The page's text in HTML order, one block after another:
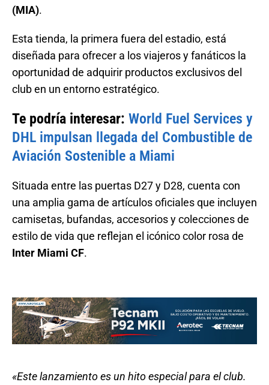
(MIA).
Esta tienda, la primera fuera del estadio, está
diseñada para ofrecer a los viajeros y fanáticos la
oportunidad de adquirir productos exclusivos del
club en un entorno estratégico.
Te podría interesar: World Fuel Services y
DHL impulsan llegada del Combustible de
Aviación Sostenible a Miami
Situada entre las puertas D27 y D28, cuenta con
una amplia gama de artículos oficiales que incluyen
camisetas, bufandas, accesorios y colecciones de
estilo de vida que reflejan el icónico color rosa de
Inter Miami CF.
«Este lanzamiento es un hito especial para el club.